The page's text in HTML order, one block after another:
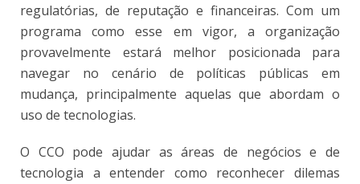
regulatórias, de reputação e financeiras. Com um
programa como esse em vigor, a organização
provavelmente estará melhor posicionada para
navegar no cenário de políticas públicas em
mudança, principalmente aquelas que abordam o
uso de tecnologias.
O CCO pode ajudar as áreas de negócios e de
tecnologia a entender como reconhecer dilemas